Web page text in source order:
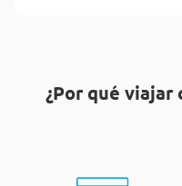
¿Por qué viajar